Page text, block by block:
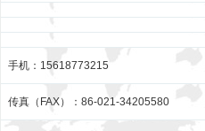
手机：15618773215
传真（FAX）：86-021-34205580